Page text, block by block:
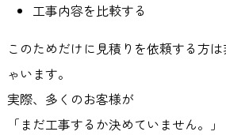
工事内容を比較する
このためだけに見積りを依頼する方
ゃいます。
実際、多くのお客様が
「まだ工事するか決めていません。」